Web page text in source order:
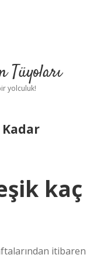
Tüyoları
yolculuk!
Kadar
kaç
itibaren